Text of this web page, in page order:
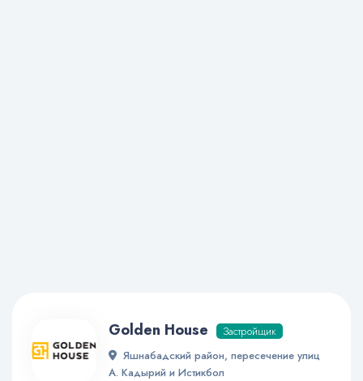
Golden House
Застройщик
Яшнабадский район, пересечение улиц
А. Кадырий и Истикбол